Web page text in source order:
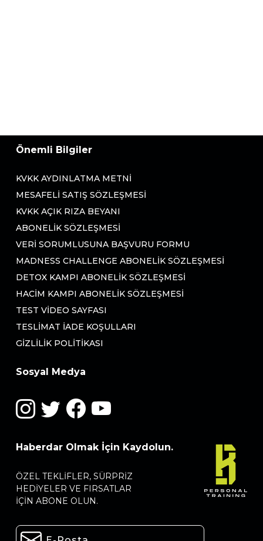
Önemli Bilgiler
KVKK AYDINLATMA METNI
MESAFELI SATIŞ SÖZLEŞMESI
KVKK AÇIK RIZA BEYANI
ABONELIK SÖZLEŞMESI
VERI SORUMLUSUNA BAŞVURU FORMU
MADNESS CHALLENGE ABONELIK SÖZLEŞMESI
DETOX KAMPI ABONELIK SÖZLEŞMESI
HACIM KAMPI ABONELIK SÖZLEŞMESI
TEST VIDEO SAYFASI
TESLIMAT İADE KOŞULLARI
GIZLILIK POLITIKASI
Sosyal Medya
Haberdar Olmak İçin Kaydolun.
ÖZEL TEKLIFLER, SÜRPRIZ
HEDIYELER VE FIRSATLAR
IÇIN ABONE OLUN.